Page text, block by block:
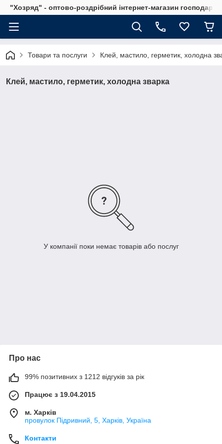
"Хозряд" - оптово-роздрібний інтернет-магазин
Товари та послуги Клей, мастило, герметик, холодна
Клей, мастило, герметик, холодна зварка
У компанії поки немає товарів або послуг
Про нас
99% позитивних з 1212 відгуків за рік
Працює з 19.04.2015
м. Харків
провулок Підривний, 5, Харків, Україна
Контакти